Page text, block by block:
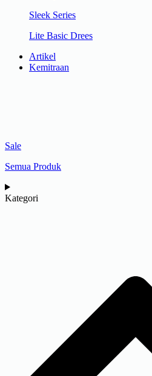
Sleek Series
Lite Basic Drees
Artikel
Kemitraan
Sale
Semua Produk
Kategori